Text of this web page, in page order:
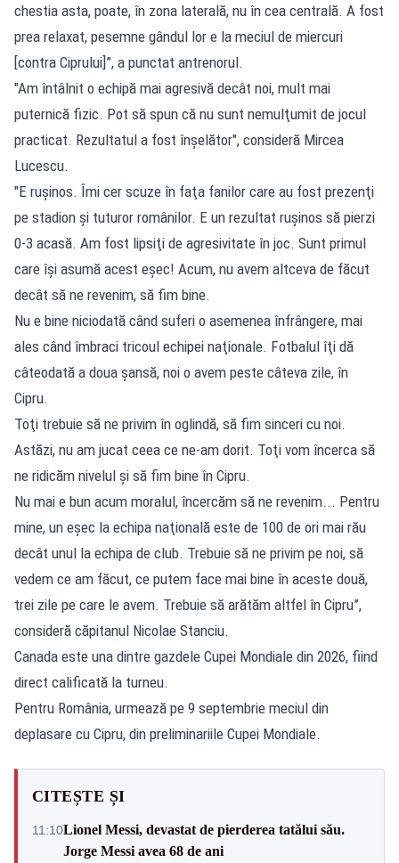
chestia asta, poate, în zona laterală, nu în cea centrală. A fost
prea relaxat, pesemne gândul lor e la meciul de miercuri
[contra Ciprului]”, a punctat antrenorul.
"Am întâlnit o echipă mai agresivă decât noi, mult mai
puternică fizic. Pot să spun că nu sunt nemulţumit de jocul
practicat. Rezultatul a fost înşelător", consideră Mircea
Lucescu.
"E ruşinos. Îmi cer scuze în faţa fanilor care au fost prezenţi
pe stadion şi tuturor românilor. E un rezultat ruşinos să pierzi
0-3 acasă. Am fost lipsiţi de agresivitate în joc. Sunt primul
care îşi asumă acest eşec! Acum, nu avem altceva de făcut
decât să ne revenim, să fim bine.
Nu e bine niciodată când suferi o asemenea înfrângere, mai
ales când îmbraci tricoul echipei naţionale. Fotbalul îţi dă
câteodată a doua şansă, noi o avem peste câteva zile, în
Cipru.
Toţi trebuie să ne privim în oglindă, să fim sinceri cu noi.
Astăzi, nu am jucat ceea ce ne-am dorit. Toţi vom încerca să
ne ridicăm nivelul şi să fim bine în Cipru.
Nu mai e bun acum moralul, încercăm să ne revenim... Pentru
mine, un eşec la echipa naţională este de 100 de ori mai rău
decât unul la echipa de club. Trebuie să ne privim pe noi, să
vedem ce am făcut, ce putem face mai bine în aceste două,
trei zile pe care le avem. Trebuie să arătăm altfel în Cipru”,
consideră căpitanul Nicolae Stanciu.
Canada este una dintre gazdele Cupei Mondiale din 2026, fiind
direct calificată la turneu.
Pentru România, urmează pe 9 septembrie meciul din
deplasare cu Cipru, din preliminariile Cupei Mondiale.
CITEȘTE ȘI
11:10Lionel Messi, devastat de pierderea tatălui său.
Jorge Messi avea 68 de ani